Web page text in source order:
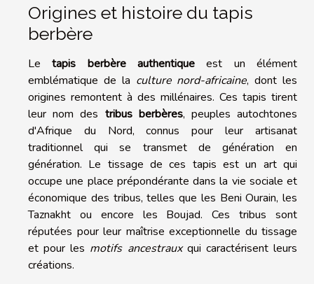
Origines et histoire du tapis
berbère
Letapis berbère authentique est un élément
emblématique de la culture nord-africaine, dont les
origines remontent à des millénaires. Ces tapis tirent
leur nom des tribus berbères, peuples autochtones
d'Afrique du Nord, connus pour leur artisanat
traditionnel qui se transmet de génération en
génération. Le tissage de ces tapis est un art qui
occupe une place prépondérante dans la vie sociale et
économique des tribus, telles que les Beni Ourain, les
Taznakht ou encore les Boujad. Ces tribus sont
réputées pour leur maîtrise exceptionnelle du tissage
et pour les motifs ancestrauxqui caractérisent leurs
créations.